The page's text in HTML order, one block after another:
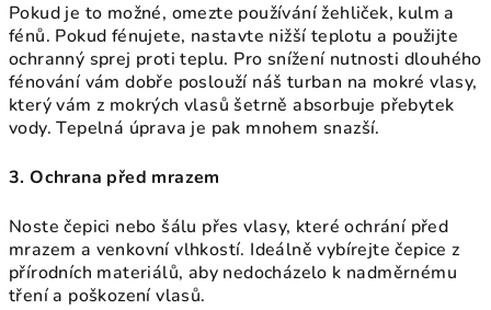
Pokud je to možné, omezte používání žehliček, kulm a
fénů. Pokud fénujete, nastavte nižší teplotu a použijte
ochranný sprej proti teplu. Pro snížení nutnosti dlouhého
fénování vám dobře poslouží náš turban na mokré vlasy,
který vám z mokrých vlasů šetrně absorbuje přebytek
vody. Tepelná úprava je pak mnohem snazší.
3. Ochrana před mrazem
Noste čepici nebo šálu přes vlasy, které ochrání před
mrazem a venkovní vlhkostí. Ideálně vybírejte čepice z
přírodních materiálů, aby nedocházelo k nadměrnému
tření a poškození vlasů.